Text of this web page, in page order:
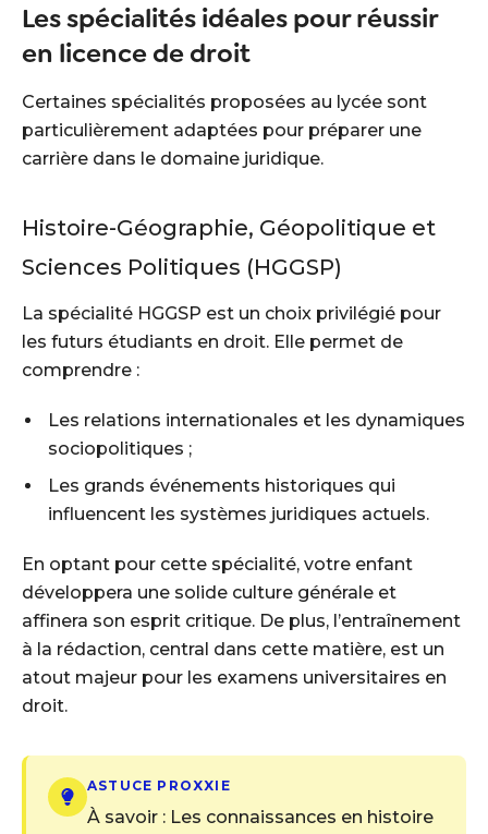
Les spécialités idéales pour réussir
en licence de droit
Certaines spécialités proposées au lycée sont
particulièrement adaptées pour préparer une
carrière dans le domaine juridique.
Histoire-Géographie, Géopolitique et
Sciences Politiques (HGGSP)
La spécialité HGGSP est un choix privilégié pour
les futurs étudiants en droit. Elle permet de
comprendre :
Les relations internationales et les dynamiques
sociopolitiques ;
Les grands événements historiques qui
influencent les systèmes juridiques actuels.
En optant pour cette spécialité, votre enfant
développera une solide culture générale et
affinera son esprit critique. De plus, l’entraînement
à la rédaction, central dans cette matière, est un
atout majeur pour les examens universitaires en
droit.
ASTUCE PROXXIE
À savoir : Les connaissances en histoire